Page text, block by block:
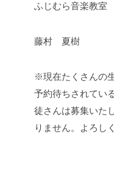
ふじむら音楽教室
藤村 夏樹
※現在たくさんの
予約待ちされてい
徒さんは募集いた
りません。よろし